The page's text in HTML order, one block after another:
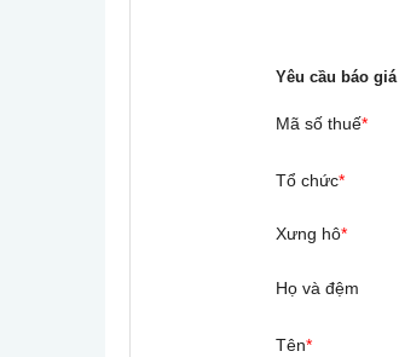
Yêu cầu báo giá
Mã số thuế*
Tổ chức*
Xưng hô*
Họ và đệm
Tên*